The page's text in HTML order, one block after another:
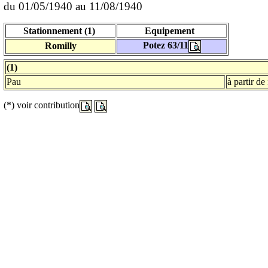
du 01/05/1940 au 11/08/1940
Stationnement (1)
Equipement
Romilly
Potez 63/11
(1)
Pau
à partir de
(*) voir contribution